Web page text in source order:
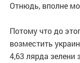
Отнюдь, вполне
Потому что до
возместить
4,63 лярда зелени